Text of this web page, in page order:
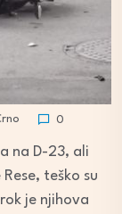
0
na D-23, ali
teško su
je njihova